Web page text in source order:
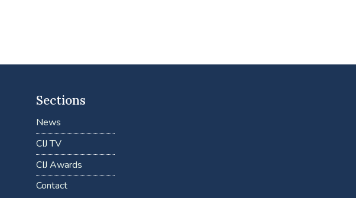
Sections
News
CIJ TV
CIJ Awards
Contact